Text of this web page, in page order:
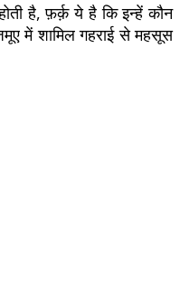
है, फ़र्क़ ये है कि इन्हें कौन
में शामिल गहराई से महसूस